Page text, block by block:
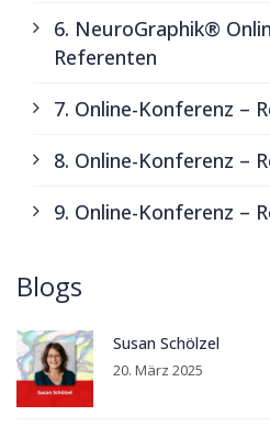
6. NeuroGraphik®
Referenten
7. Online-Konferenz –
8. Online-Konferenz –
9. Online-Konferenz –
Blogs
Susan Schölzel
20. März 2025